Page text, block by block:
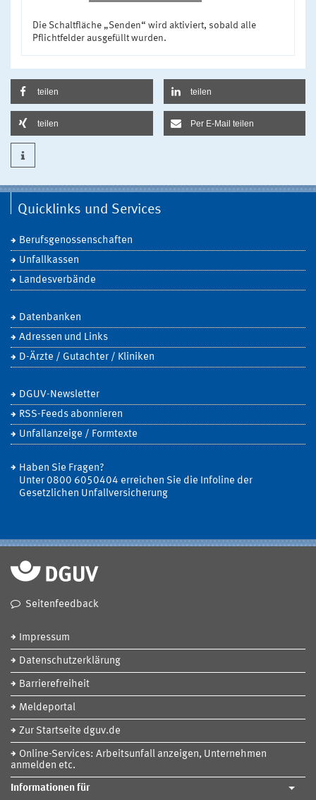
Die Schaltfläche „Senden“ wird aktiviert, sobald alle
Pflichtfelder ausgefüllt wurden.
teilen teilen
teilen Per E-Mail teilen
Quicklinks und Services
Berufsgenossenschaften
Unfallkassen
Landesverbände
Datenbanken
Adressen und Links
D-Ärzte / Gutachter / Kliniken
DGUV-Newsletter
RSS-Feeds abonnieren
Unfallanzeige / Formtexte
Haben Sie Fragen?
Unter 0800 6050404 erreichen Sie die Infoline der
Gesetzlichen Unfallversicherung
Seitenfeedback
Impressum
Datenschutzerklärung
Barrierefreiheit
Meldeportal
Zur Startseite dguv.de
Online-Services: Arbeitsunfall anzeigen, Unternehmen
anmelden etc.
Informationen für